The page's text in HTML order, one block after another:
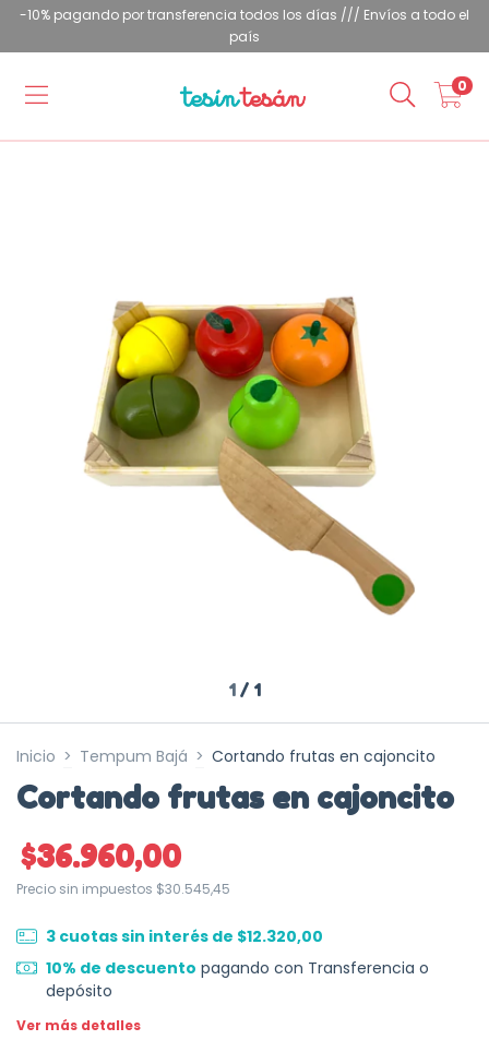
-10% pagando por transferencia todos los días /// Envíos a todo el
país
0
1 / 1
Inicio > Tempum Bajá > Cortando frutas en cajoncito
Cortando frutas en cajoncito
$36.960,00
Precio sin impuestos $30.545,45
3 cuotas sin interés de $12.320,00
10% de descuento pagando con Transferencia o
depósito
Ver más detalles